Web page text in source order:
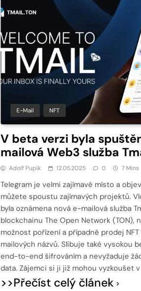
E-Mail NFT
V beta verzi byla
mailová Web3 služba
Adolf Pupík 12.05.2025 0 7 Mins
Telegram je velmi zajímavé místo a
můžete spoustu zajímavých projektů.
byla oznámena nová e-mailová služba
blockchainu The Open Network (TON),
možnost pořízení a případně prodej
mailových názvů. Slibuje také vysokou
end-to-end šifrováním a nevyžaduje
data. Zájemci si ji již mohou vyzkoušet
>>Přečíst celý článek